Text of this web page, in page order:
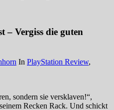
– Vergiss die guten
In PlayStation Review,
sondern sie versklaven!“,
Recken Rack. Und schickt